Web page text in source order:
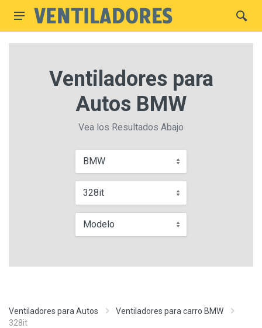
Ventiladores para
Autos BMW
Vea los Resultados Abajo
BMW
328it
Modelo
Ventiladores para Autos
Ventiladores para carro BMW
328it